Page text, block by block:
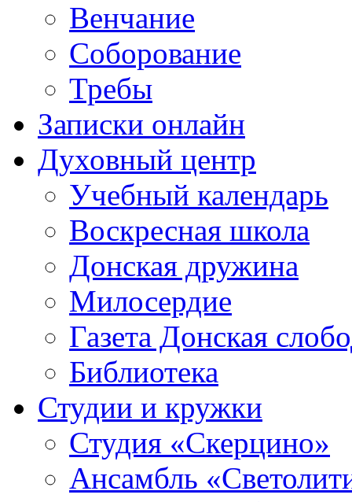
Венчание
Соборование
Требы
Записки онлайн
Духовный центр
Учебный календарь
Воскресная школа
Донская дружина
Милосердие
Газета Донская
Библиотека
Студии и кружки
Студия «Скерцино»
Ансамбль